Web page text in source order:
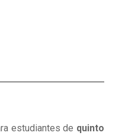
estudiantes de quinto